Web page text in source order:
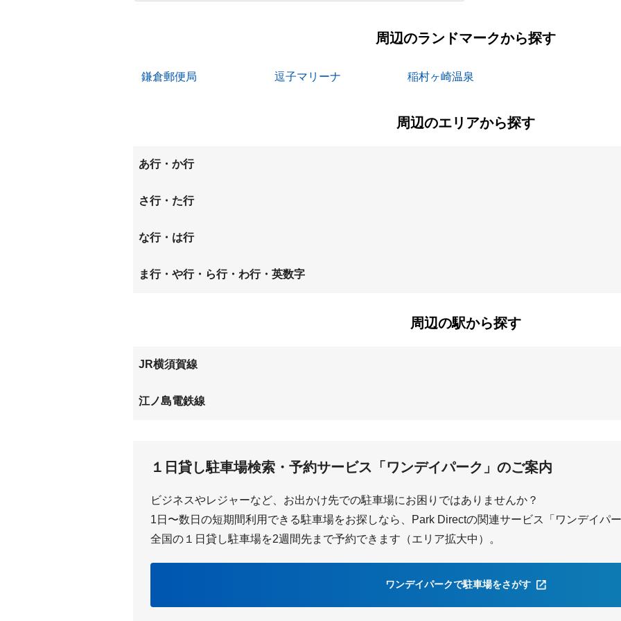
周辺のランドマークから探す
鎌倉郵便局 逗子マリーナ 稲村ヶ崎温泉
周辺のエリアから探す
あ行・か行
稲村ガ崎
小坪
さ行・た行
材木座
な行・は行
長谷
ま行・や行・ら行・わ行・英数字
周辺の駅から探す
JR横須賀線
北鎌倉
江ノ島電鉄線
１日貸し駐車場検索・予約サービス「ワンデイパーク」のご案内
ビジネスやレジャーなど、お出かけ先での駐車場にお困りではありませんか？
1日〜数日の短期間利用できる駐車場をお探しなら、Park Directの関連サービス「ワンデイパ
全国の１日貸し駐車場を2週間先まで予約できます（エリア拡大中）。
ワンデイパークで駐車場をさがす